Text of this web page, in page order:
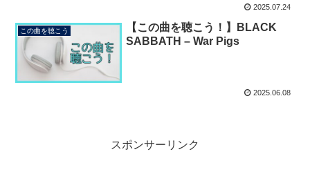
2025.07.24
この曲を聴こう
【この曲を聴こう！】BLACK
SABBATH – War Pigs
2025.06.08
スポンサーリンク